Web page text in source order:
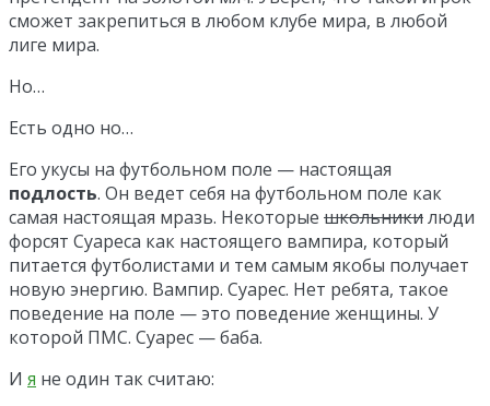
сможет закрепиться в любом клубе мира, в любой
лиге мира.
Но…
Есть одно но…
Его укусы на футбольном поле — настоящая
подлость. Он ведет себя на футбольном поле как
самая настоящая мразь. Некоторые школьникилюди
форсят Суареса как настоящего вампира, который
питается футболистами и тем самым якобы получает
новую энергию. Вампир. Суарес. Нет ребята, такое
поведение на поле — это поведение женщины. У
которой ПМС. Суарес — баба.
И я не один так считаю: